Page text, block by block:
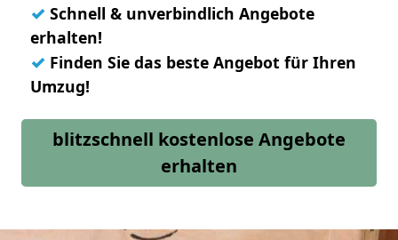
✓ Schnell & unverbindlich Angebote
erhalten!
✓ Finden Sie das beste Angebot für Ihren
Umzug!
blitzschnell kostenlose Angebote
erhalten